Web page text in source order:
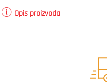
Opis proizvoda